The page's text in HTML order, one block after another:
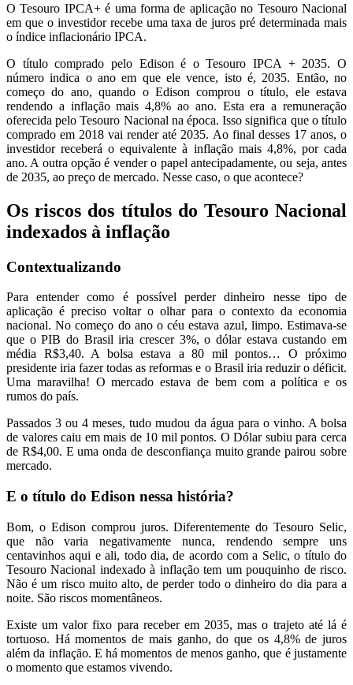
O Tesouro IPCA+ é uma forma de aplicação no Tesouro Nacional
em que o investidor recebe uma taxa de juros pré determinada mais
o índice inflacionário IPCA.
O título comprado pelo Edison é o Tesouro IPCA + 2035. O
número indica o ano em que ele vence, isto é, 2035. Então, no
começo do ano, quando o Edison comprou o título, ele estava
rendendo a inflação mais 4,8% ao ano. Esta era a remuneração
oferecida pelo Tesouro Nacional na época. Isso significa que o título
comprado em 2018 vai render até 2035. Ao final desses 17 anos, o
investidor receberá o equivalente à inflação mais 4,8%, por cada
ano. A outra opção é vender o papel antecipadamente, ou seja, antes
de 2035, ao preço de mercado. Nesse caso, o que acontece?
Os riscos dos títulos do Tesouro Nacional
indexados à inflação
Contextualizando
Para entender como é possível perder dinheiro nesse tipo de
aplicação é preciso voltar o olhar para o contexto da economia
nacional. No começo do ano o céu estava azul, limpo. Estimava-se
que o PIB do Brasil iria crescer 3%, o dólar estava custando em
média R$3,40. A bolsa estava a 80 mil pontos… O próximo
presidente iria fazer todas as reformas e o Brasil iria reduzir o déficit.
Uma maravilha! O mercado estava de bem com a política e os
rumos do país.
Passados 3 ou 4 meses, tudo mudou da água para o vinho. A bolsa
de valores caiu em mais de 10 mil pontos. O Dólar subiu para cerca
de R$4,00. E uma onda de desconfiança muito grande pairou sobre
mercado.
E o título do Edison nessa história?
Bom, o Edison comprou juros. Diferentemente do Tesouro Selic,
que não varia negativamente nunca, rendendo sempre uns
centavinhos aqui e ali, todo dia, de acordo com a Selic, o título do
Tesouro Nacional indexado à inflação tem um pouquinho de risco.
Não é um risco muito alto, de perder todo o dinheiro do dia para a
noite. São riscos momentâneos.
Existe um valor fixo para receber em 2035, mas o trajeto até lá é
tortuoso. Há momentos de mais ganho, do que os 4,8% de juros
além da inflação. E há momentos de menos ganho, que é justamente
o momento que estamos vivendo.